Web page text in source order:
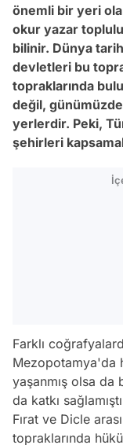
önemli bir yeri
okur yazar
bilinir. Dünya
devletleri bu
topraklarında
değil,
yerlerdir. Peki,
şehirleri
Farklı
Mezopotamya'da
yaşanmış olsa da
da katkı
Fırat ve Dicle
topraklarında